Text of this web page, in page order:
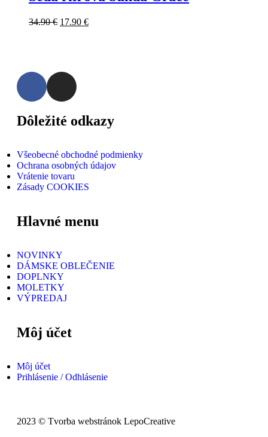
34.90€ 17.90 €
Dôležité odkazy
Všeobecné obchodné podmienky
Ochrana osobných údajov
Vrátenie tovaru
Zásady COOKIES
Hlavné menu
NOVINKY
DÁMSKE OBLEČENIE
DOPLNKY
MOLETKY
VÝPREDAJ
Môj účet
Môj účet
Prihlásenie / Odhlásenie
2023 © Tvorba webstránok LepoCreative